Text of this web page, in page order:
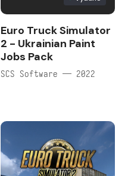
Euro Truck Simulator
2 - Ukrainian Paint
Jobs Pack
SCS Software — 2022